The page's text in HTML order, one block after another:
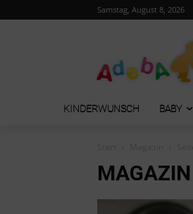
Samstag, August 8, 2026
KINDERWUNSCH BABY
MAGAZIN